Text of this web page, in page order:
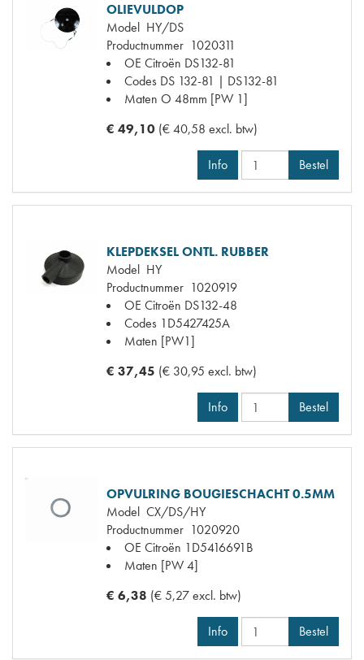
OLIEVULDOP
Model HY/DS
Productnummer 1020311
OE Citroën DS132-81
Codes DS 132-81 | DS132-81
Maten O 48mm [PW 1]
€ 49,10 (€ 40,58 excl. btw)
Info Bestel
KLEPDEKSEL ONTL. RUBBER
Model HY
Productnummer 1020919
OE Citroën DS132-48
Codes 1D5427425A
Maten [PW1]
€ 37,45 (€ 30,95 excl. btw)
Info Bestel
OPVULRING BOUGIESCHACHT 0.5MM
Model CX/DS/HY
Productnummer 1020920
OE Citroën 1D5416691B
Maten [PW 4]
€ 6,38 (€ 5,27 excl. btw)
Info Bestel